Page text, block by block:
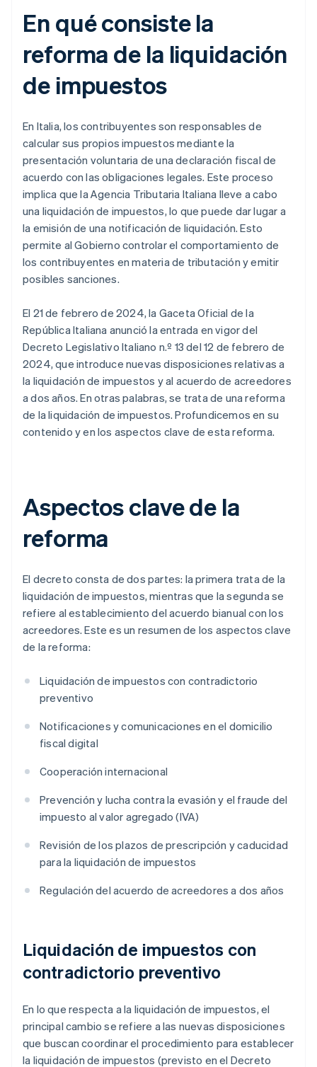
En qué consiste la
reforma de la liquidación
de impuestos
En Italia, los contribuyentes son responsables de
calcular sus propios impuestos mediante la
presentación voluntaria de una declaración fiscal de
acuerdo con las obligaciones legales. Este proceso
implica que la Agencia Tributaria Italiana lleve a cabo
una liquidación de impuestos, lo que puede dar lugar a
la emisión de una notificación de liquidación. Esto
permite al Gobierno controlar el comportamiento de
los contribuyentes en materia de tributación y emitir
posibles sanciones.
El 21 de febrero de 2024, la Gaceta Oficial de la
República Italiana anunció la entrada en vigor del
Decreto Legislativo Italiano n.º 13 del 12 de febrero de
2024, que introduce nuevas disposiciones relativas a
la liquidación de impuestos y al acuerdo de acreedores
a dos años. En otras palabras, se trata de una reforma
de la liquidación de impuestos. Profundicemos en su
contenido y en los aspectos clave de esta reforma.
Aspectos clave de la
reforma
El decreto consta de dos partes: la primera trata de la
liquidación de impuestos, mientras que la segunda se
refiere al establecimiento del acuerdo bianual con los
acreedores. Este es un resumen de los aspectos clave
de la reforma:
Liquidación de impuestos con contradictorio
preventivo
Notificaciones y comunicaciones en el domicilio
fiscal digital
Cooperación internacional
Prevención y lucha contra la evasión y el fraude del
impuesto al valor agregado (IVA)
Revisión de los plazos de prescripción y caducidad
para la liquidación de impuestos
Regulación del acuerdo de acreedores a dos años
Liquidación de impuestos con
contradictorio preventivo
En lo que respecta a la liquidación de impuestos, el
principal cambio se refiere a las nuevas disposiciones
que buscan coordinar el procedimiento para establecer
la liquidación de impuestos (previsto en el Decreto